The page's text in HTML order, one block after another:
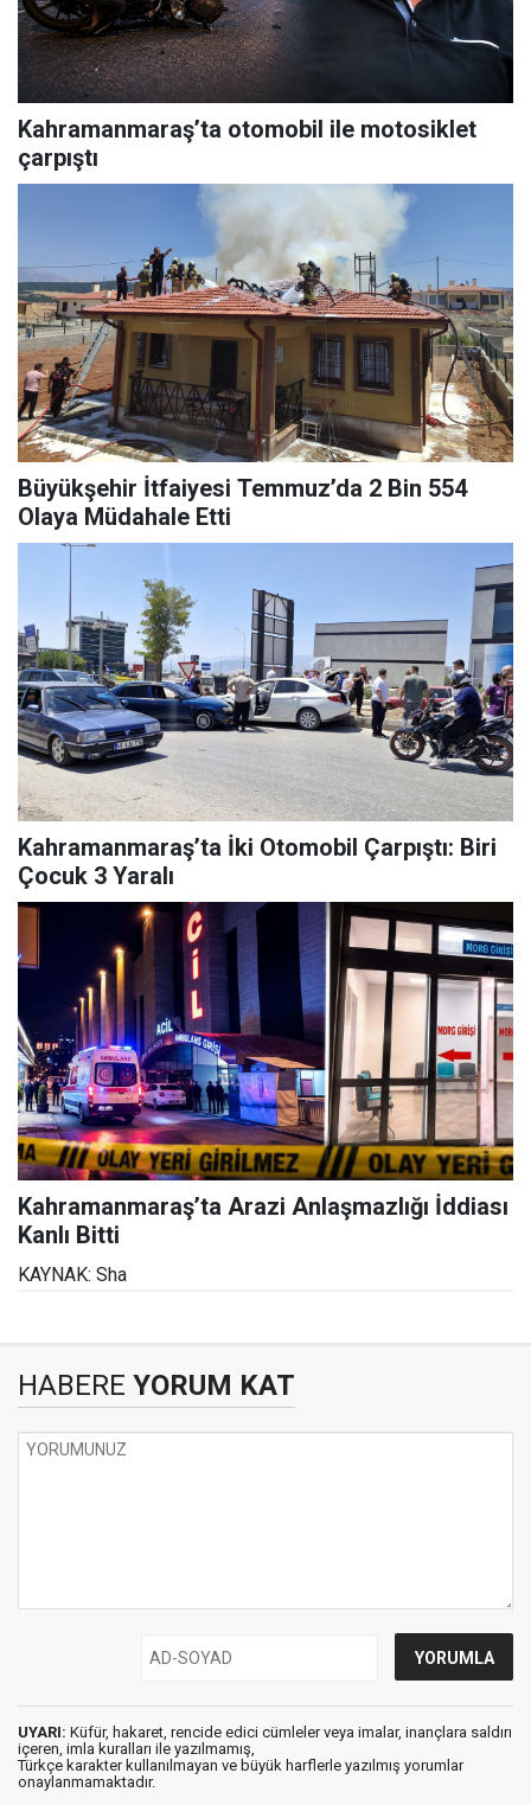
Kahramanmaraş’ta otomobil ile motosiklet
çarpıştı
Büyükşehir İtfaiyesi Temmuz’da 2 Bin 554
Olaya Müdahale Etti
Kahramanmaraş’ta İki Otomobil Çarpıştı: Biri
Çocuk 3 Yaralı
Kahramanmaraş’ta Arazi Anlaşmazlığı İddiası
Kanlı Bitti
KAYNAK: Sha
HABERE YORUM KAT
UYARI: Küfür, hakaret, rencide edici cümleler veya imalar, inançlara saldırı
içeren, imla kuralları ile yazılmamış,
Türkçe karakter kullanılmayan ve büyük harflerle yazılmış yorumlar
onaylanmamaktadır.